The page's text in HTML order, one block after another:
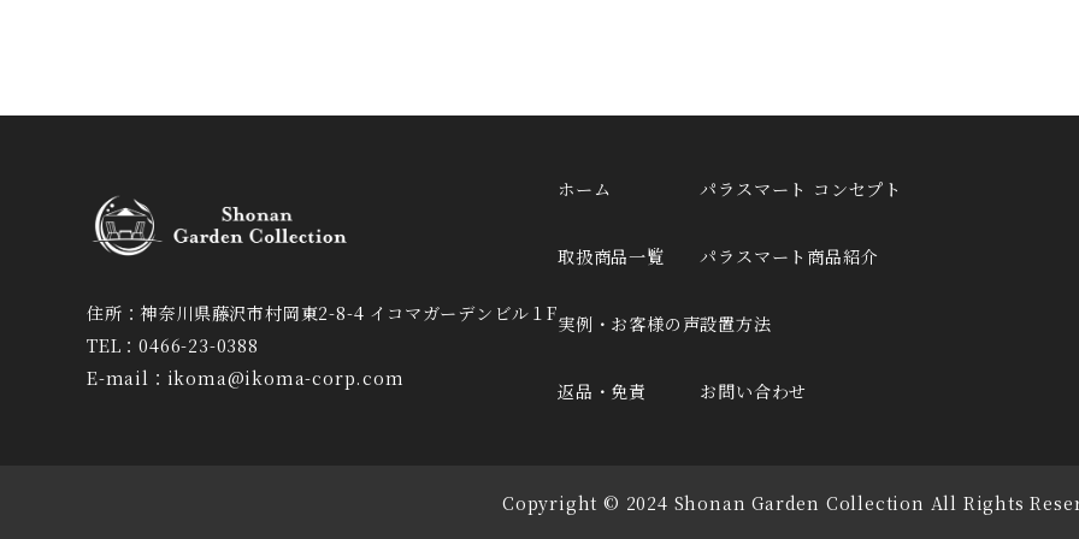
住所：神奈川県藤沢市村岡東2-8-4 イコマガーデンビル１F
TEL：0466-23-0388
E-mail：ikoma@ikoma-corp.com
ホーム
取扱商品一覧
実例・お客様の声
返品・免責
パラスマート コンセプト
パラスマート商品紹介
設置方法
お問い合わせ
Copyright © 2024 Shonan Garden Collection All Rights